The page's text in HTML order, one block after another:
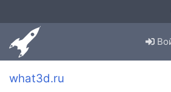
what3d.ru